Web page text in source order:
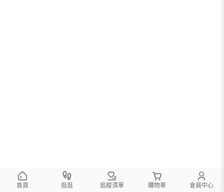
首頁 逛逛 追蹤清單 購物車 會員中心